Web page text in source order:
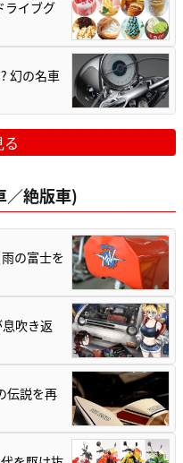
ライブグ
幻の名車
／絶版車)
の富士を
吹き返
伝説を再